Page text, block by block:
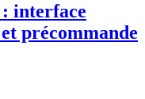
interface
précommande